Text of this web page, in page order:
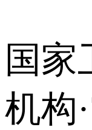
国家
机构